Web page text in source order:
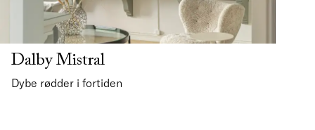
Dalby Mistral
Dybe rødder i fortiden